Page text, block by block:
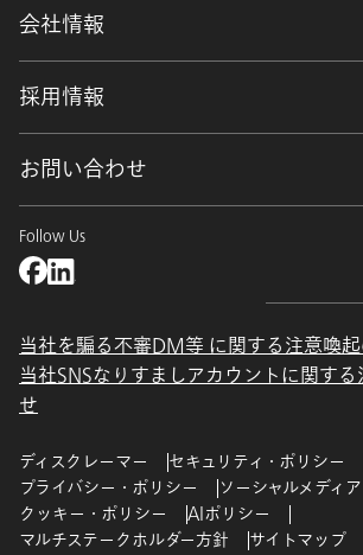
会社情報
採用情報
お問い合わせ
Follow Us
当社を騙る不審DM等 に関する注意喚
当社SNSなりすましアカウントに関す
せ
ディスクレーマー
セキュリティ・ポリシー
プライバシー・ポリシー
ソーシャルメディ
クッキー・ポリシー
AIポリシー
マルチステークホルダー方針
サイトマップ